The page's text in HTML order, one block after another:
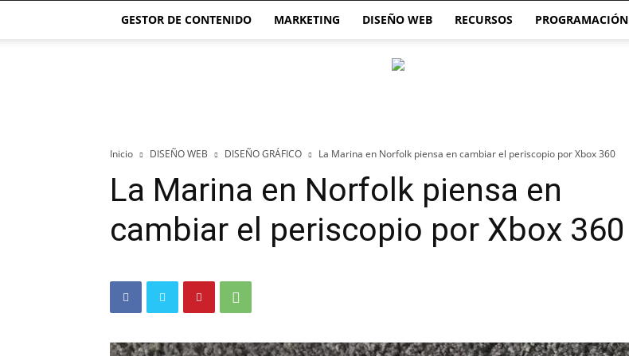
GESTOR DE CONTENIDO MARKETING DISEÑO WEB RECURSOS PROGRAMACIÓN
Webs
Inicio DISEÑO WEB DISEÑO GRÁFICO La Marina en Norfolk piensa en cambiar el periscopio por Xbox 360
La Marina en Norfolk piensa en
cambiar el periscopio por Xbox 360